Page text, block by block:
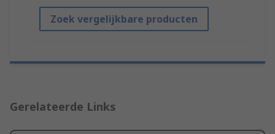
Zoek vergelijkbare producten
Gerelateerde Links